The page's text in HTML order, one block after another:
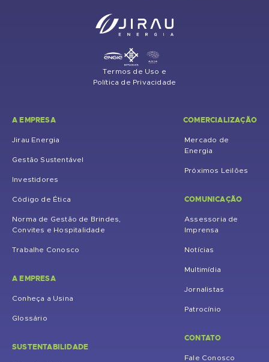
Termos de Uso e
Política de Privacidade
A EMPRESA
Jirau Energia
Gestão Sustentável
Investidores
Código de Ética
Norma de Gestão de Brindes,
Convites e Hospitalidade
Trabalhe Conosco
A EMPRESA
Conheça a Usina
Glossário
SUSTENTABILIDADE
COMERCIALIZAÇÃO
Mercado de
Energia
Próximos Leilões
COMUNICAÇÃO
Assessoria de
Imprensa
Notícias
Multimídia
Jornalistas
Patrocínio
CONTATO
Fale Conosco